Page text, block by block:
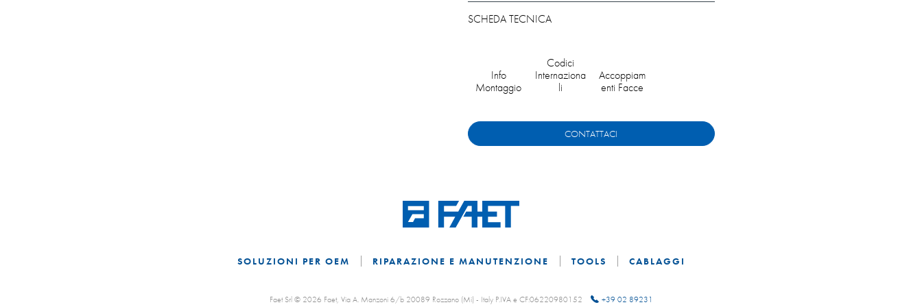
SCHEDA TECNICA
Info
Montaggio
Codici
Internaziona
li
Accoppiam
enti Facce
CONTATTACI
SOLUZIONI PER OEM RIPARAZIONE E MANUTENZIONE TOOLS CABLAGGI
Faet Srl © 2026 Faet, Via A. Manzoni 6/b 20089 Rozzano (Mi) - Italy P.IVA e CF:06220980152 +39 02 89231